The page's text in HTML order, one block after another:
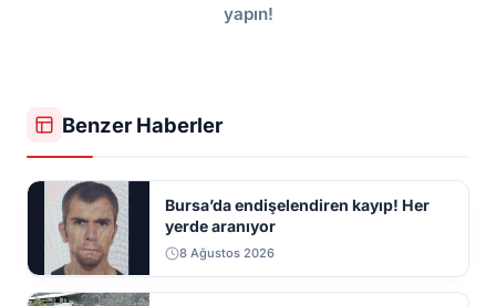
yapın!
Benzer Haberler
Bursa’da endişelendiren kayıp! Her
yerde aranıyor
8 Ağustos 2026